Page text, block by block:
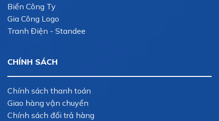
Biển Công Ty
Gia Công Logo
Tranh Điện - Standee
CHÍNH SÁCH
Chính sách thanh toán
Giao hàng vận chuyển
Chính sách đổi trả hàng